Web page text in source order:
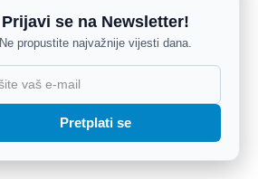
Prijavi se na Newsletter!
Ne propustite najvažnije vijesti dana.
Pretplati se